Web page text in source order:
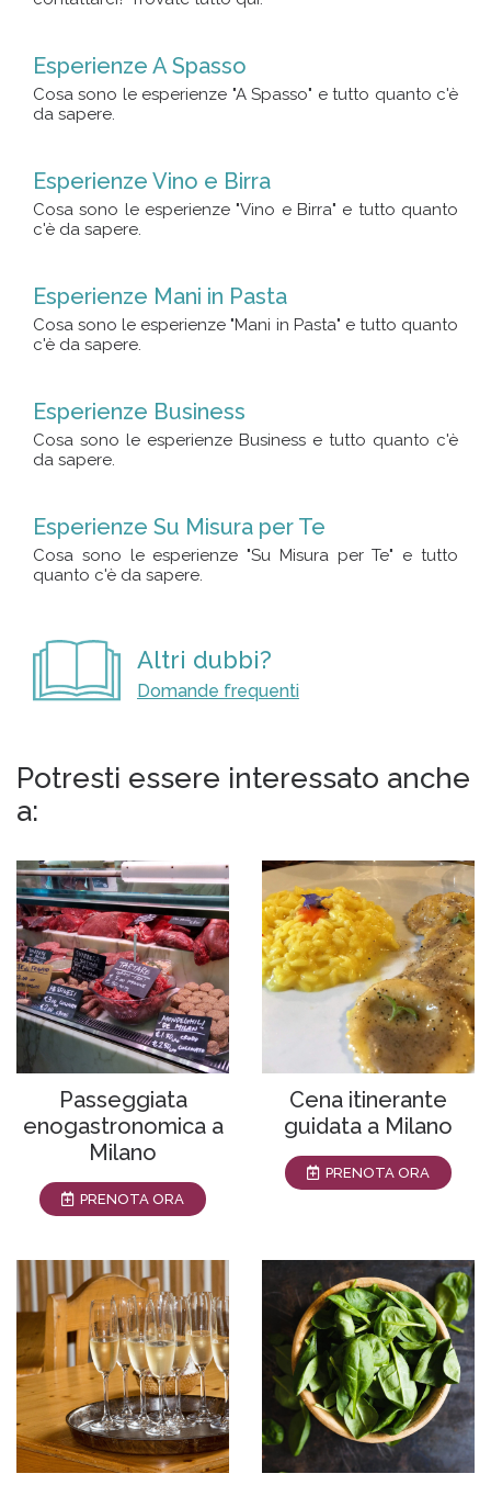
Esperienze A Spasso
Cosa sono le esperienze "A Spasso" e tutto quanto c'è
da sapere.
Esperienze Vino e Birra
Cosa sono le esperienze "Vino e Birra" e tutto quanto
c'è da sapere.
Esperienze Mani in Pasta
Cosa sono le esperienze "Mani in Pasta" e tutto quanto
c'è da sapere.
Esperienze Business
Cosa sono le esperienze Business e tutto quanto c'è
da sapere.
Esperienze Su Misura per Te
Cosa sono le esperienze "Su Misura per Te" e tutto
quanto c'è da sapere.
Altri dubbi?
Domande frequenti
Potresti essere interessato anche
a:
Passeggiata
enogastronomica a
Milano
PRENOTA ORA
Cena itinerante
guidata a Milano
PRENOTA ORA